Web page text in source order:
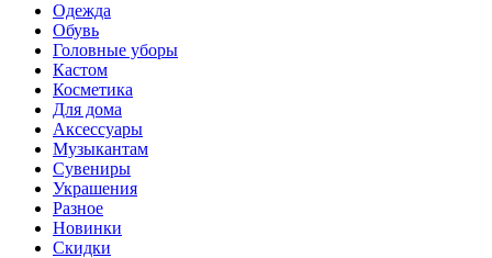
Одежда
Обувь
Головные уборы
Кастом
Косметика
Для дома
Аксессуары
Музыкантам
Сувениры
Украшения
Разное
Новинки
Скидки